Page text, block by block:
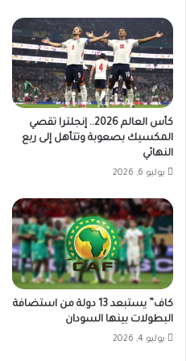
كأس العالم 2026.. إنجلترا تقصي
المكسيك بصعوبة وتتأهل إلى ربع
النهائي
يوليو 6, 2026
كاف” يستبعد 13 دولة من استضافة
البطولات بينها السودان
يوليو 4, 2026